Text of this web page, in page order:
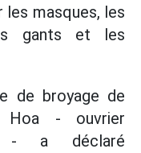
les masques, les
gants et les
de broyage de
Hoa - ouvrier
- a déclaré